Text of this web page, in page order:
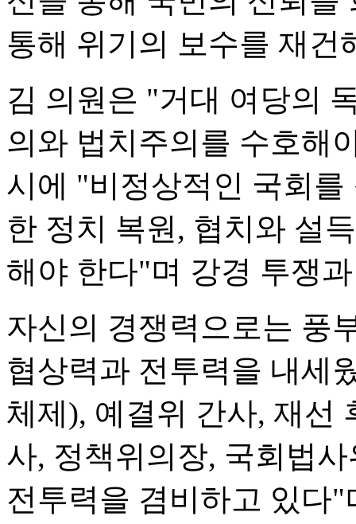
통해 위기의 보수를 재건
김 의원은 "거대 여당의
의와 법치주의를 수호해
시에 "비정상적인 국회
한 정치 복원, 협치와 설
해야 한다"며 강경 투쟁
자신의 경쟁력으로는 풍
협상력과 전투력을 내세
체제), 예결위 간사, 재선
사, 정책위의장, 국회법
전투력을 겸비하고 있다